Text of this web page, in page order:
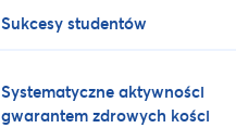
Sukcesy studentów
Systematyczne aktywności
gwarantem zdrowych kości